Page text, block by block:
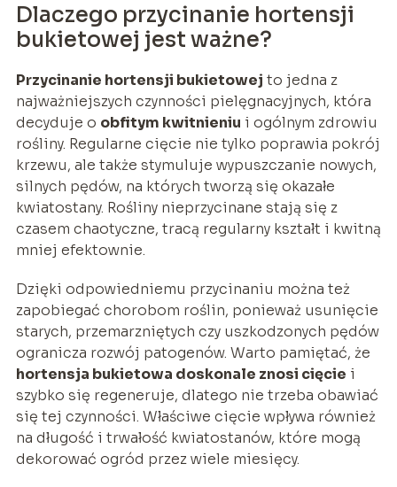
Dlaczego przycinanie hortensji
bukietowej jest ważne?
Przycinanie hortensji bukietowej to jedna z
najważniejszych czynności pielęgnacyjnych, która
decyduje o obfitym kwitnieniu i ogólnym zdrowiu
rośliny. Regularne cięcie nie tylko poprawia pokrój
krzewu, ale także stymuluje wypuszczanie nowych,
silnych pędów, na których tworzą się okazałe
kwiatostany. Rośliny nieprzycinane stają się z
czasem chaotyczne, tracą regularny kształt i kwitną
mniej efektownie.
Dzięki odpowiedniemu przycinaniu można też
zapobiegać chorobom roślin, ponieważ usunięcie
starych, przemarzniętych czy uszkodzonych pędów
ogranicza rozwój patogenów. Warto pamiętać, że
hortensja bukietowa doskonale znosi cięcie i
szybko się regeneruje, dlatego nie trzeba obawiać
się tej czynności. Właściwe cięcie wpływa również
na długość i trwałość kwiatostanów, które mogą
dekorować ogród przez wiele miesięcy.